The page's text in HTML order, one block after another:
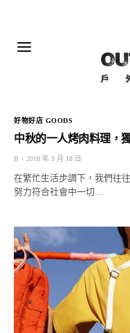
好物好店 GOODS
中秋的一人烤肉料理，
B 2018 年 9 月 18 日
在繁忙生活步調下，我們往
努力符合社會中一切…